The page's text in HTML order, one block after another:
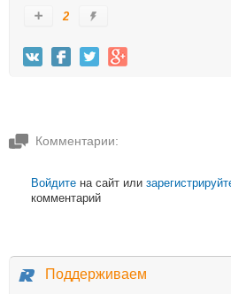
2
Комментарии:
Войдите на сайт или
комментарий
Поддерживаем